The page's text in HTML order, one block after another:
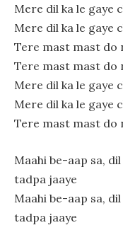
Mere dil ka le gaye
Mere dil ka le gaye
Tere mast mast do
Tere mast mast do
Mere dil ka le gaye
Mere dil ka le gaye
Tere mast mast do
Maahi be-aap sa,
tadpa jaaye
Maahi be-aap sa,
tadpa jaaye